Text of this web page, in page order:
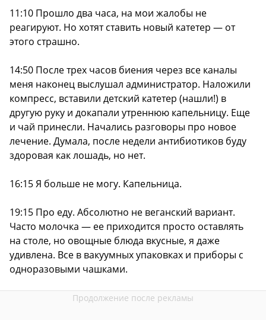
11:10 Прошло два часа, на мои жалобы не
реагируют. Но хотят ставить новый катетер — от
этого страшно.
14:50 После трех часов биения через все каналы
меня наконец выслушал администратор. Наложили
компресс, вставили детский катетер (нашли!) в
другую руку и докапали утреннюю капельницу. Еще
и чай принесли. Начались разговоры про новое
лечение. Думала, после недели антибиотиков буду
здоровая как лошадь, но нет.
16:15 Я больше не могу. Капельница.
19:15 Про еду. Абсолютно не веганский вариант.
Часто молочка — ее приходится просто оставлять
на столе, но овощные блюда вкусные, я даже
удивлена. Все в вакуумных упаковках и приборы с
одноразовыми чашками.